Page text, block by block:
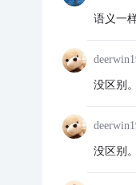
语义一
没区别
没区别